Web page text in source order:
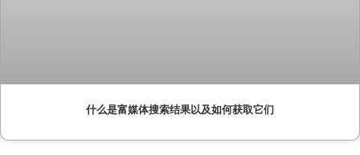
什么是富媒体搜索结果以及如何获取它们